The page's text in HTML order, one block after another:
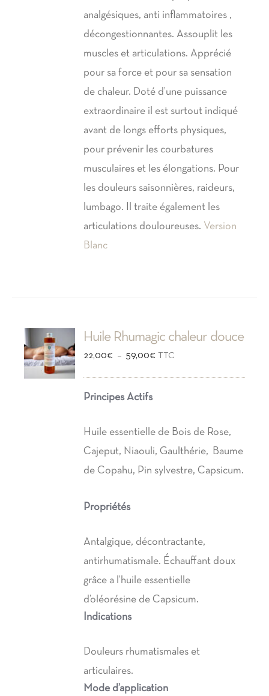
analgésiques, anti inflammatoires ,
décongestionnantes. Assouplit les
muscles et articulations. Apprécié
pour sa force et pour sa sensation
de chaleur. Doté d’une puissance
extraordinaire il est surtout indiqué
avant de longs efforts physiques,
pour prévenir les courbatures
musculaires et les élongations. Pour
les douleurs saisonnières, raideurs,
lumbago. Il traite également les
articulations douloureuses. Version
Blanc
CHOIX
DES
OPTIONS
CE
PRODUIT
Huile Rhumagic chaleur douce
22,00€ – 59,00€ Plage
à
59,00€
TTC
Principes Actifs
Huile essentielle de Bois de Rose,
Cajeput, Niaouli, Gaulthérie, Baume
de Copahu, Pin sylvestre, Capsicum.
Propriétés
Antalgique, décontractante,
antirhumatismale. Échauffant doux
grâce a l’huile essentielle
d’oléorésine de Capsicum.
Indications
Douleurs rhumatismales et
articulaires.
Mode d’application